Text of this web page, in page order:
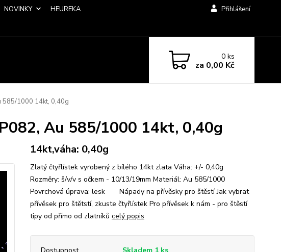
NOVINKY
HEUREKA
Přihlášení
0ks
za 0,00 Kč
585/1000 14kt, 0,40g
Au 585/1000 14kt, 0,40g
14kt,váha: 0,40g
Zlatý čtyřlístek vyrobený z bílého 14kt zlata Váha: +/- 0,40g
Rozměry: š/v/v s očkem - 10/13/19mm Materiál: Au 585/1000
Povrchová úprava: lesk Nápady na přívěsky pro štěstí Jak vybrat
přívěsek pro štětstí, zkuste čtyřlístek Pro přívěsek k nám - pro štěstí
tipy od přímo od zlatníků celý popis